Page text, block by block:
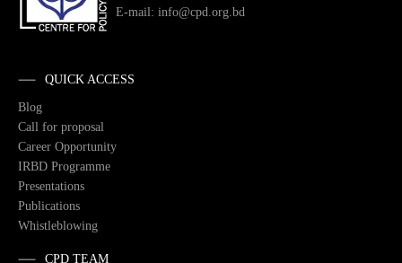
E-mail: info@cpd.org.bd
QUICK ACCESS
Blog
Call for proposal
Career Opportunity
IRBD Programme
Presentations
Publications
Whistleblowing
CPD TEAM